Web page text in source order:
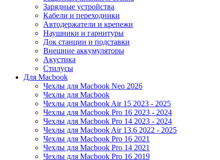
Зарядные устройства
Кабели и переходники
Автодержатели и крепежи
Наушники и гарнитуры
Док станции и подставки
Внешние аккумуляторы
Акустика
Стилусы
Для Macbook
Чехлы для Macbook Neo 2026
Чехлы для Macbook
Чехлы для Macbook Air 15 2023 - 2025
Чехлы для Macbook Pro 16 2023 - 2024
Чехлы для Macbook Pro 14 2023 - 2024
Чехлы для Macbook Air 13.6 2022 - 2025
Чехлы для Macbook Pro 16 2021
Чехлы для Macbook Pro 14 2021
Чехлы для Macbook Pro 16 2019